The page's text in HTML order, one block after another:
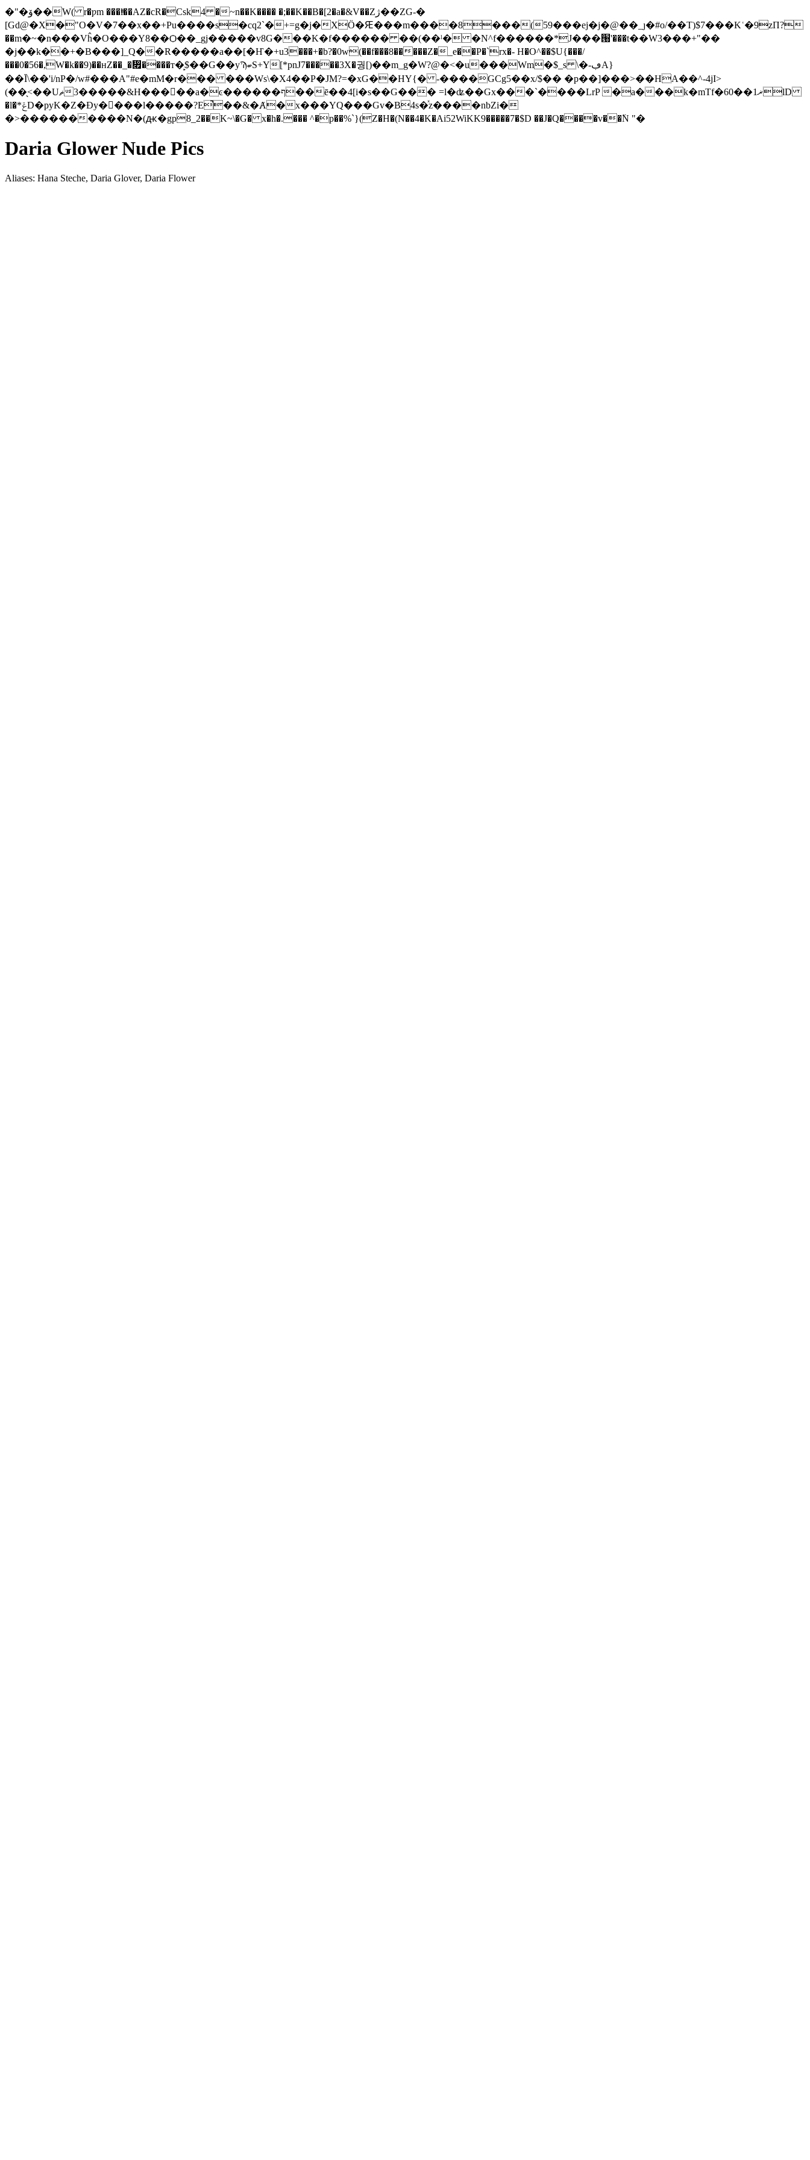
�"�ۆ��W( r�ƿm ���lͫ��AZ�cR�Csk4 �~n��K���� �;��K��B�[2�a�&V��Zژ��ZG-�
[Gd@�X�"O�V�7��x��+Pu����s�cq2`�+=g�j�XӦ�Ԙ���m����8���(59���ej�j�@��_ȷ�#o/��T)$7���Kʿ�9zΠ?
��m�~�n���Vĥ�O���Y8��Ѻ��_gϳ�����v8G���K�f������ ��(��ˡ� �N^f������*J���՘'���t��W3���+"��
�j��k��+�B���]_Q��R�����a��[�Ҥ�+u3���+�b?�0w(��f���8�����Z�_e��P�`rx�- H�O^��$U{���/
���0�56�,W�k��9)��ʜZ��_�჏����т�̙$��G��yϠބS+Y[*pnJ7�����3X�궝[)��m_g�W?@�<�u���Wm�$_s \�-ڢA}
��Ī\��'i/nP�/w#���A"#e�mM�r��� ���Ws\�X4��P�JM?=�xG��HY{� -����GCg5��x/$�� �p��]���>��HA��^-4jI>
(��̖<��Uޡ�����3&H���𜸜��a�ͼ������ף��ē��4[i�s��G��� =l�ʥ��Gx���`����LrP �a���k�mTf�6ޜ1��0lD
�l�*ݝD�pyK�Z�Ðy�𨔺���l�����?E̚��&�Ⱥ�x���YQ���Gv�B4s�ͯz����nbZi�
�>����������N�(ԫ�gp8_2��K~\�G� x�h�.��� ^�p��%`}(Z�H�(N��4�K�Ai52WiKK9�����7�$D ��J�Q����v��߳N "�
Daria Glower Nude Pics
Aliases: Hana Steche, Daria Glover, Daria Flower